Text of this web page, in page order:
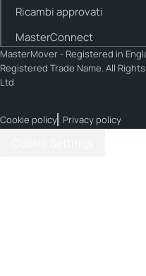
Ricambi approvati
MasterConnect
MasterMover - Registered in
Registered Trade Name. All
Ltd
Cookie policy Privacy policy